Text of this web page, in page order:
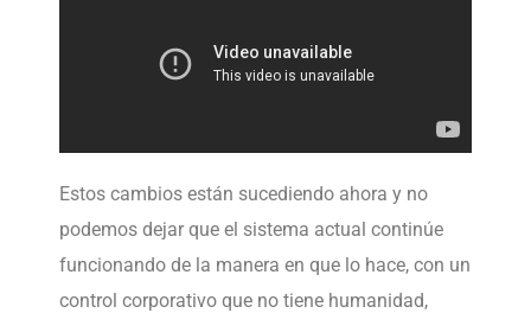
Estos cambios están sucediendo ahora y no
podemos dejar que el sistema actual continúe
funcionando de la manera en que lo hace, con un
control corporativo que no tiene humanidad,